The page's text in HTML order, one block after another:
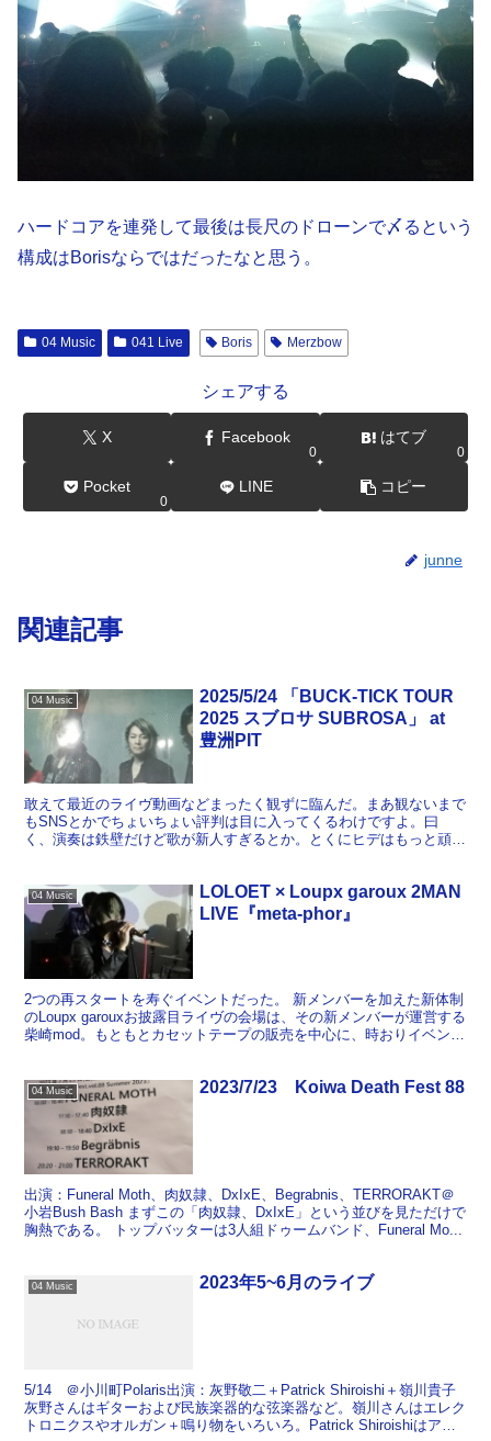
ハードコアを連発して最後は長尺のドローンで〆るという
構成はBorisならではだったなと思う。
04 Music 041 Live Boris Merzbow
シェアする
X Facebook
0
はてブ
0
Pocket
0
LINE コピー
junne
関連記事
04 Music
2025/5/24 「BUCK-TICK TOUR
2025 スブロサ SUBROSA」 at
豊洲PIT
敢えて最近のライヴ動画などまったく観ずに臨んだ。まあ観ないまで
もSNSとかでちょいちょい評判は目に入ってくるわけですよ。曰
く、演奏は鉄壁だけど歌が新人すぎるとか。とくにヒデはもっと頑張
04 Music
LOLOET × Loupx garoux 2MAN
LIVE『meta-phor』
2つの再スタートを寿ぐイベントだった。 新メンバーを加えた新体制
のLoupx garouxお披露目ライヴの会場は、その新メンバーが運営する
柴崎mod。もともとカセットテープの販売を中心に、時おりイベント
04 Music 2023/7/23 Koiwa Death Fest 88
出演：Funeral Moth、肉奴隷、DxIxE、Begrabnis、TERRORAKT＠
小岩Bush Bash まずこの「肉奴隷、DxIxE」という並びを見ただけで
胸熱である。 トップバッターは3人組ドゥームバンド、Funeral Mo...
04 Music 2023年5~6月のライブ
5/14 ＠小川町Polaris出演：灰野敬二＋Patrick Shiroishi＋嶺川貴子
灰野さんはギターおよび民族楽器的な弦楽器など。嶺川さんはエレク
トロニクスやオルガン＋鳴り物をいろいろ。Patrick Shiroishiはアル